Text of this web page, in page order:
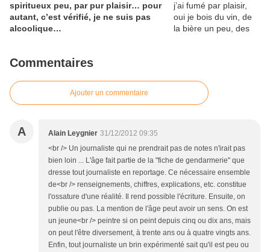
spiritueux peu, par pur plaisir… pour
autant, c’est vérifié, je ne suis pas
alcoolique…
Commentaires
Ajouter un commentaire
A Alain Leygnier 31/12/2012 09:35
<br /> Un journaliste qui ne prendrait pas de notes n'irait pas
bien loin ... L'âge fait partie de la "fiche de gendarmerie" que
dresse tout journaliste en reportage. Ce nécessaire ensemble
de<br /> renseignements, chiffres, explications, etc. constitue
l'ossature d'une réalité. Il rend possible l'écriture. Ensuite, on
publie ou pas. La mention de l'âge peut avoir un sens. On est
un jeune<br /> peintre si on peint depuis cinq ou dix ans, mais
on peut l'être diversement, à trente ans ou à quatre vingts ans.
Enfin, tout journaliste un brin expérimenté sait qu'il est peu ou